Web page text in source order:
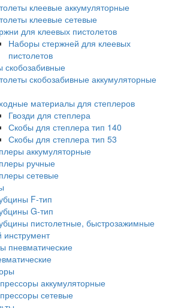
клеевые аккумуляторные
клеевые сетевые
для клеевых пистолетов
Наборы стержней для клеевых
пистолетов
скобозабивные
скобозабивные аккумуляторные
материалы для степлеров
Гвозди для степлера
Скобы для степлера тип 140
Скобы для степлера тип 53
аккумуляторные
ручные
сетевые
F-тип
G-тип
пистолетные, быстрозажимные
инструмент
пневматические
аккумуляторные
сетевые